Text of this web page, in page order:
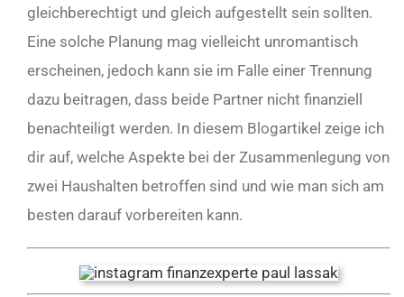
gleichberechtigt und gleich aufgestellt sein sollten.
Eine solche Planung mag vielleicht unromantisch
erscheinen, jedoch kann sie im Falle einer Trennung
dazu beitragen, dass beide Partner nicht finanziell
benachteiligt werden. In diesem Blogartikel zeige ich
dir auf, welche Aspekte bei der Zusammenlegung von
zwei Haushalten betroffen sind und wie man sich am
besten darauf vorbereiten kann.